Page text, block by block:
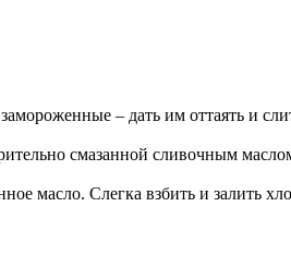
– дать им оттаять и
смазанной сливочным
масло. Слегка взбить и залить